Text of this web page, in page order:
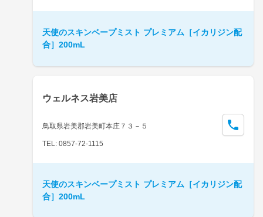
天使のスキンベープミスト プレミアム［イカリジン配
合］200mL
ウェルネス岩美店
鳥取県岩美郡岩美町本庄７３－５
TEL: 0857-72-1115
天使のスキンベープミスト プレミアム［イカリジン配
合］200mL